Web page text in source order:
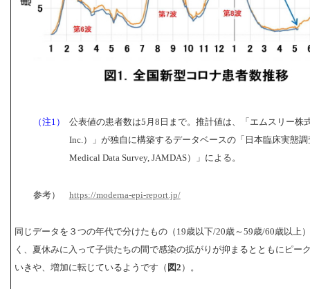
（注1）
公表値の患者数は5月8日まで。推計値は、「エムスリー株
Inc.）」が独自に構築するデータベースの「日本臨床実態調
Medical Data Survey, JAMDAS）」による。
参考） https://moderna-epi-report.jp/
同じデータを３つの年代で分けたもの（19歳以下/20歳～59歳/60歳以上
く、夏休みに入って子供たちの間で感染の拡がりが抑まるとともにピー
いきや、増加に転じているようです（ 図2 ）。